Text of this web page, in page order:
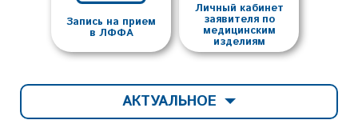
Запись на прием
в ЛФФА
Личный кабинет
заявителя по
медицинским
изделиям
АКТУАЛЬНОЕ